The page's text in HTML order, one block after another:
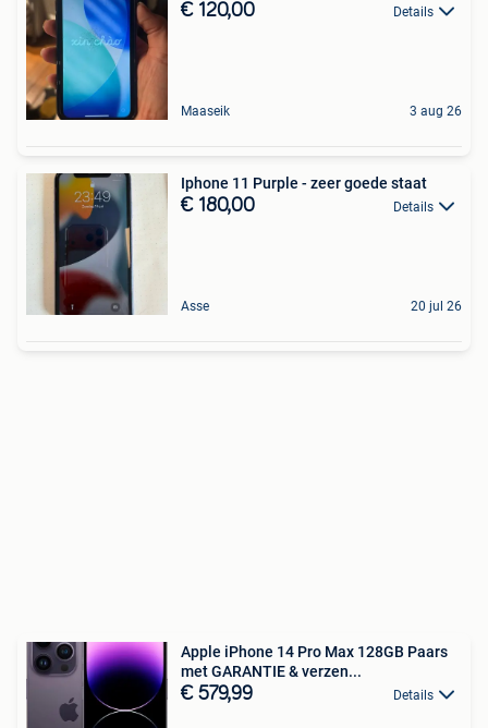
€ 120,00 Details
Maaseik 3 aug 26
Iphone 11 Purple - zeer goede staat
€ 180,00 Details
Asse 20 jul 26
Apple iPhone 14 Pro Max 128GB Paars
met GARANTIE & verzen...
€ 579,99 Details